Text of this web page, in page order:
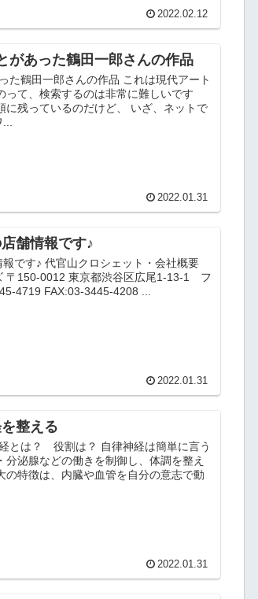
2022.02.12
があった鶴田一郎さんの作品
た鶴田一郎さんの作品 これは現代アート
って、検索するのは非常に難しいです
に残っているのだけど、 いざ、ネットで
2022.01.31
舗情報です♪
です♪ 代官山クロシェット・会社概要
〒150-0012 東京都渋谷区広尾1-13-1 フ
4719 FAX:03-3445-4208 ...
2022.01.31
整える
とは？ 役割は？ 自律神経は簡単に言う
分泌腺などの働きを制御し、体調を整え
の特徴は、内臓や血管を自分の意志で動
2022.01.31